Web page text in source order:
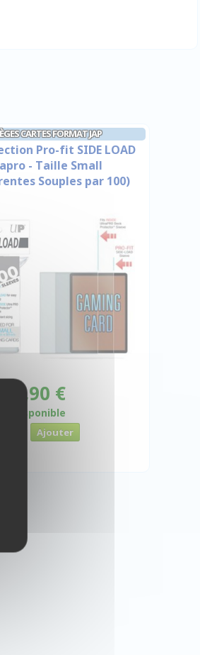
CARTES FORMAT JAP
Pro-fit SIDE LOAD
- Taille Small
Souples par 100)
3,90 €
Disponible